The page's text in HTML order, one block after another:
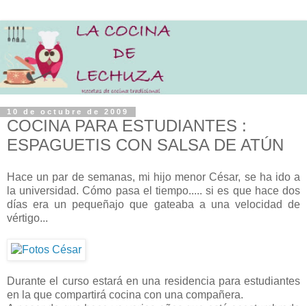
10 de octubre de 2009
COCINA PARA ESTUDIANTES :
ESPAGUETIS CON SALSA DE ATÚN
Hace un par de semanas, mi hijo menor César, se ha ido a
la universidad. Cómo pasa el tiempo..... si es que hace dos
días era un pequeñajo que gateaba a una velocidad de
vértigo...
Durante el curso estará en una residencia para estudiantes
en la que compartirá cocina con una compañera.